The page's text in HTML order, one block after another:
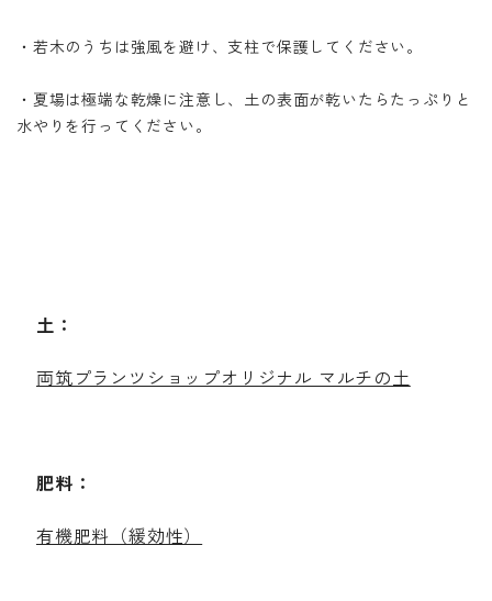
・若木のうちは強風を避け、支柱で保護してください。
・夏場は極端な乾燥に注意し、土の表面が乾いたらたっぷりと
水やりを行ってください。
土：
両筑プランツショップオリジナル マルチの土
肥料：
有機肥料（緩効性）